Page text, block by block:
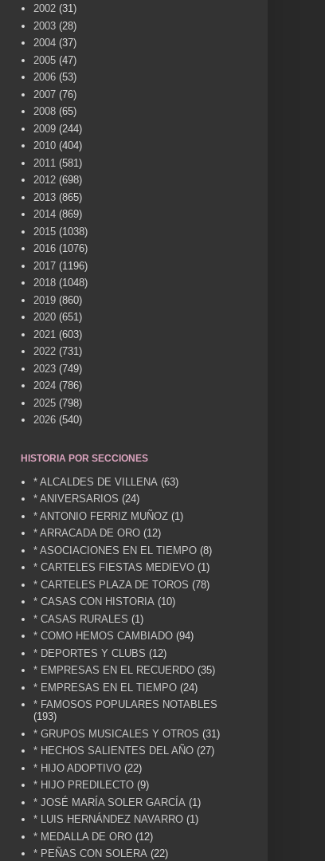
HACES VILLENA CUÉNTAME... UN
2002 (31)
2003 (28)
2004 (37)
2005 (47)
2006 (53)
2007 (76)
2008 (65)
2009 (244)
2010 (404)
2011 (581)
2012 (698)
2013 (865)
2014 (869)
2015 (1038)
2016 (1076)
2017 (1196)
2018 (1048)
2019 (860)
2020 (651)
2021 (603)
2022 (731)
2023 (749)
2024 (786)
2025 (798)
2026 (540)
HISTORIA POR SECCIONES
* ALCALDES DE VILLENA (63)
* ANIVERSARIOS (24)
* ANTONIO FERRIZ MUÑOZ (1)
* ARRACADA DE ORO (12)
* ASOCIACIONES EN EL TIEMPO (8)
* CARTELES FIESTAS MEDIEVO (1)
* CARTELES PLAZA DE TOROS (78)
* CASAS CON HISTORIA (10)
* CASAS RURALES (1)
* COMO HEMOS CAMBIADO (94)
* DEPORTES Y CLUBS (12)
* EMPRESAS EN EL RECUERDO (35)
* EMPRESAS EN EL TIEMPO (24)
* FAMOSOS POPULARES NOTABLES
(193)
* GRUPOS MUSICALES Y OTROS (31)
* HECHOS SALIENTES DEL AÑO (27)
* HIJO ADOPTIVO (22)
* HIJO PREDILECTO (9)
* JOSÉ MARÍA SOLER GARCÍA (1)
* LUIS HERNÁNDEZ NAVARRO (1)
* MEDALLA DE ORO (12)
* PEÑAS CON SOLERA (22)